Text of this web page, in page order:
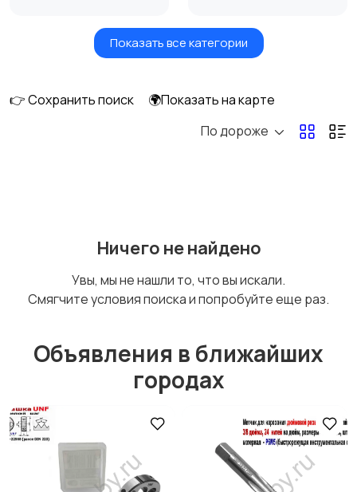
Масла и автохимия
Автоэлектроника и
Аудио и видео
фаркопы
и аксессуары
Мотозапчасти Мотоаксессуары
Показать все категории
👉 Сохранить поиск
🌍Показать на карте
По дороже
Ничего не найдено
Увы, мы не нашли то, что вы искали.
Смягчите условия поиска и попробуйте еще раз.
Объявления в ближайших
городах